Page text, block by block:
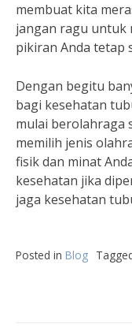
membuat kita
jangan ragu untuk
pikiran Anda tetap
Dengan begitu
bagi kesehatan
mulai berolahraga
memilih jenis
fisik dan minat
kesehatan jika
jaga kesehatan
Posted in Blog